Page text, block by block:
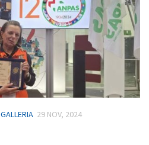
GALLERIA 29 NOV, 2024